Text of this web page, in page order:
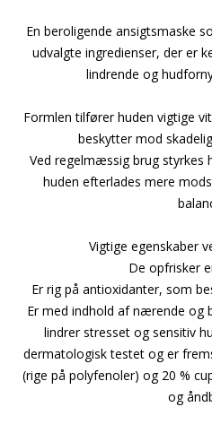
En beroligende ansigtsmaske
udvalgte ingredienser, der er
lindrende og
Formlen tilfører huden vigtige
beskytter mod
Ved regelmæssig brug styrkes
huden efterlades mere
Vigtige egenskaber
De opfrisker
Er rig på antioxidanter, som
Er med indhold af nærende og
lindrer stresset og sensitiv
dermatologisk testet og er
(rige på polyfenoler) og 20 %
og